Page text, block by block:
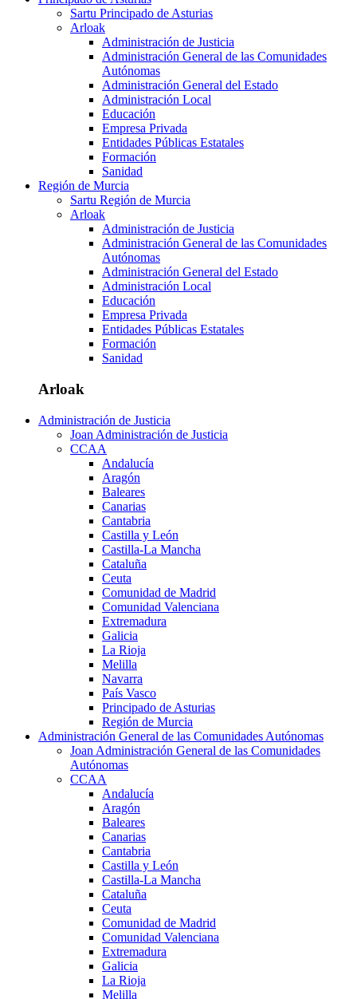
Sartu Principado de Asturias
Arloak
Administración de Justicia
Administración General de las Comunidades
Autónomas
Administración General del Estado
Administración Local
Educación
Empresa Privada
Entidades Públicas Estatales
Formación
Sanidad
Región de Murcia
Sartu Región de Murcia
Arloak
Administración de Justicia
Administración General de las Comunidades
Autónomas
Administración General del Estado
Administración Local
Educación
Empresa Privada
Entidades Públicas Estatales
Formación
Sanidad
Arloak
Administración de Justicia
Joan Administración de Justicia
CCAA
Andalucía
Aragón
Baleares
Canarias
Cantabria
Castilla y León
Castilla-La Mancha
Cataluña
Ceuta
Comunidad de Madrid
Comunidad Valenciana
Extremadura
Galicia
La Rioja
Melilla
Navarra
País Vasco
Principado de Asturias
Región de Murcia
Administración General de las Comunidades Autónomas
Joan Administración General de las Comunidades
Autónomas
CCAA
Andalucía
Aragón
Baleares
Canarias
Cantabria
Castilla y León
Castilla-La Mancha
Cataluña
Ceuta
Comunidad de Madrid
Comunidad Valenciana
Extremadura
Galicia
La Rioja
Melilla